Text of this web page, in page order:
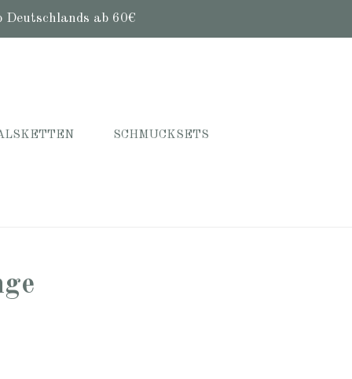
Deutschlands ab 60€
SCHMUCKSETS